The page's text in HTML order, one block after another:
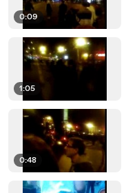
0:09
1:05
0:48